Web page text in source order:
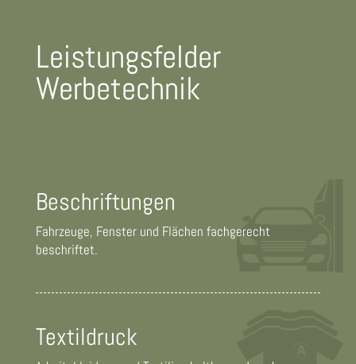
Leistungsfelder
Werbetechnik
Beschriftungen
Fahrzeuge, Fenster und Flächen fachgerecht
beschriftet.
Textildruck